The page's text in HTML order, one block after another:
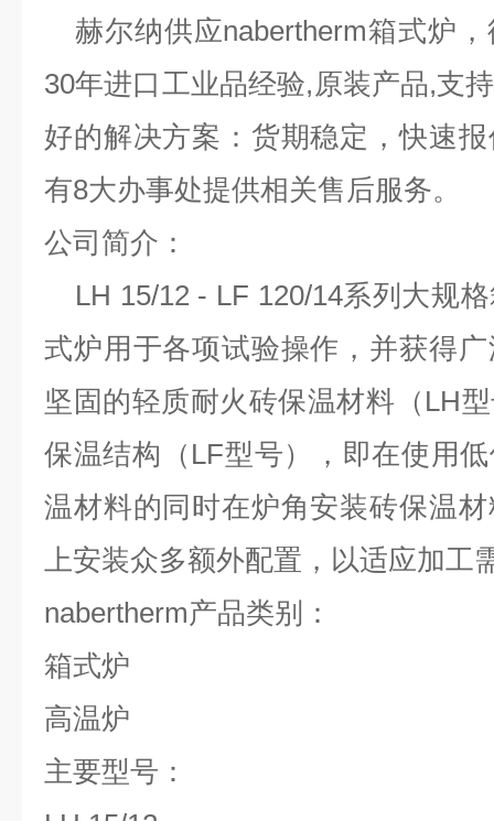
赫尔纳供应nabertherm箱式炉 ，
30年进口工业品经验,原装产品,支
好的解决方案：货期稳定，快速
有8大办事处提供相关售后服务。
公司简介：
LH 15/12 - LF 120/14系列大规
式炉用于各项试验操作，并获得
坚固的轻质耐火砖保温材料（LH
保温结构（LF型号），即在使用
温材料的同时在炉角安装砖保温
上安装众多额外配置，以适应加工
nabertherm产品类别：
箱式炉
高温炉
主要型号：